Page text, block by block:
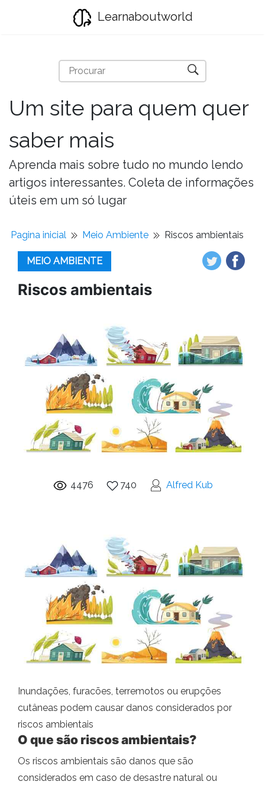
Learnaboutworld
Um site para quem quer
saber mais
Aprenda mais sobre tudo no mundo lendo
artigos interessantes. Coleta de informações
úteis em um só lugar
Pagina inicial Meio Ambiente Riscos ambientais
MEIO AMBIENTE
Riscos ambientais
4476 740 Alfred Kub
Inundações, furacões, terremotos ou erupções
cutâneas podem causar danos considerados por
riscos ambientais
O que são riscos ambientais?
Os riscos ambientais são danos que são
considerados em caso de desastre natural ou